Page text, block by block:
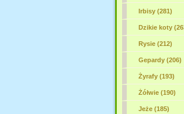
Irbisy (281)
Dzikie koty
Rysie (212)
Gepardy (206)
Żyrafy (193)
Żółwie (190)
Jeże (185)